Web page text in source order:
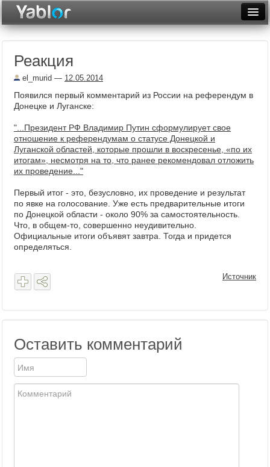
Архив
Фототоп
Реакция
el_murid — 12.05.2014
Появился первый комментарий из России на референдум в
Донецке и Луганске:
"...Президент РФ Владимир Путин сформулирует свое
отношение к референдумам о статусе Донецкой и
Луганской областей, которые прошли в воскресенье, «по их
итогам», несмотря на то, что ранее рекомендовал отложить
их проведение..."
Первый итог - это, безусловно, их проведение и результат
по явке на голосование. Уже есть предварительные итоги
по Донецкой области - около 90% за самостоятельность.
Что, в общем-то, совершенно неудивительно.
Официальные итоги объявят завтра. Тогда и придется
определяться.
Источник
Оставить комментарий